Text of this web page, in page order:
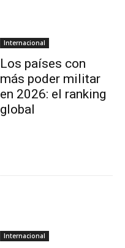
Internacional
Los países con
más poder militar
en 2026: el ranking
global
Internacional